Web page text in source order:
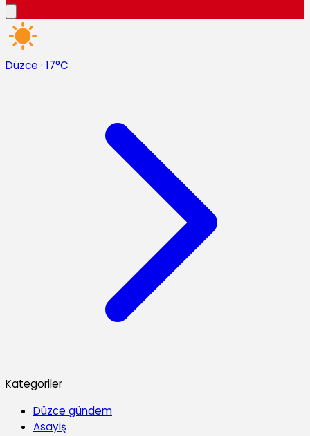
Düzce · 17°C
Kategoriler
Düzce gündem
Asayiş